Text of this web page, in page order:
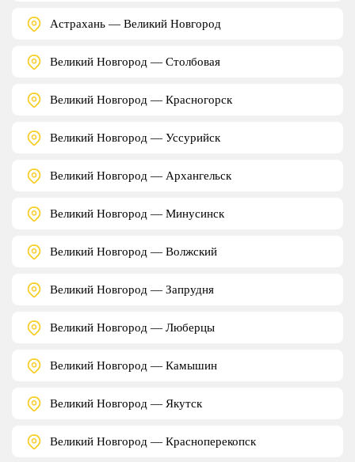
Астрахань — Великий Новгород
Великий Новгород — Столбовая
Великий Новгород — Красногорск
Великий Новгород — Уссурийск
Великий Новгород — Архангельск
Великий Новгород — Минусинск
Великий Новгород — Волжский
Великий Новгород — Запрудня
Великий Новгород — Люберцы
Великий Новгород — Камышин
Великий Новгород — Якутск
Великий Новгород — Красноперекопск